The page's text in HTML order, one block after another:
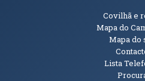
InformaçõesCovilhã e
Mapa do
Mapa do
Lista